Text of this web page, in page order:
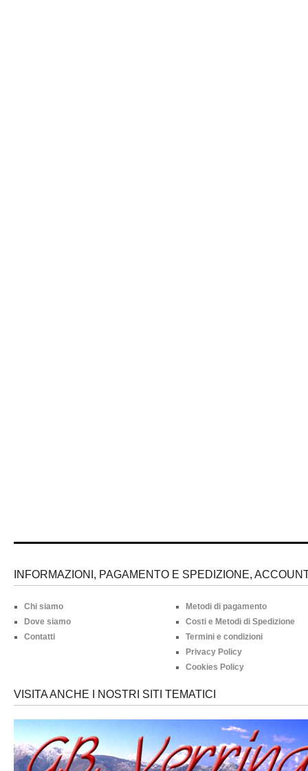
INFORMAZIONI, PAGAMENTO E SPEDIZIONE,
Chi siamo
Dove siamo
Contatti
Metodi di pagamento
Costi e Metodi di Spedizione
Termini e condizioni
Privacy Policy
Cookies Policy
VISITA ANCHE I NOSTRI SITI TEMATICI